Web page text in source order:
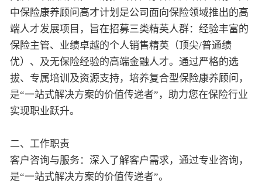
中保险康养顾问高才计划是公司面向保险领域推出的高
端人才发展项目，旨在招募三类精英人群：经验丰富的
保险主管、业绩卓越的个人销售精英（顶尖/普通绩
优）、及无保险经验的高端金融人才。通过严格的选
拔、专属培训及资源支持，培养复合型保险康养顾问，
是“一站式解决方案的价值传递者”，助力您在保险行业
实现职业跃升。
二、工作职责
客户咨询与服务：深入了解客户需求，通过专业咨询，
是“一站式解决方案的价值传递者”。